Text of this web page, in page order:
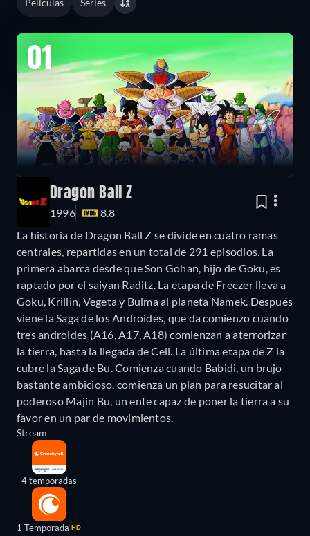
01
Dragon Ball Z
1996
8.8
La historia de Dragon Ball Z se divide en cuatro ramas
centrales, repartidas en un total de 291 episodios. La
primera abarca desde que Son Gohan, hijo de Goku, es
raptado por el saiyan Raditz. La etapa de Freezer lleva a
Goku, Krillin, Vegeta y Bulma al planeta Namek. Después
viene la Saga de los Androides, que da comienzo cuando
tres androides (A16, A17, A18) comienzan a aterrorizar
la tierra, hasta la llegada de Cell. La última etapa de Z la
cubre la Saga de Bu. Comienza cuando Babidi, un brujo
bastante ambicioso, comienza un plan para resucitar al
poderoso Majin Bu, un ente capaz de poner la tierra a su
favor en un par de movimientos.
Stream
4 temporadas
1 Temporada HD